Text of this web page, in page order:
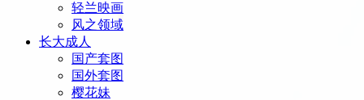
轻兰映画
风之领域
长大成人
国产套图
国外套图
樱花妹